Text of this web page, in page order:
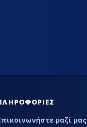
μαζί μας